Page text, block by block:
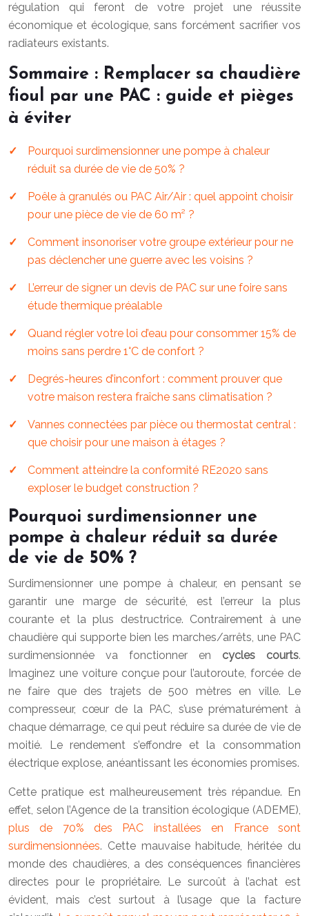
régulation qui feront de votre projet une réussite
économique et écologique, sans forcément sacrifier vos
radiateurs existants.
Sommaire : Remplacer sa chaudière
fioul par une PAC : guide et pièges
à éviter
Pourquoi surdimensionner une pompe à chaleur
réduit sa durée de vie de 50% ?
Poêle à granulés ou PAC Air/Air : quel appoint choisir
pour une pièce de vie de 60 m² ?
Comment insonoriser votre groupe extérieur pour ne
pas déclencher une guerre avec les voisins ?
L’erreur de signer un devis de PAC sur une foire sans
étude thermique préalable
Quand régler votre loi d’eau pour consommer 15% de
moins sans perdre 1°C de confort ?
Degrés-heures d’inconfort : comment prouver que
votre maison restera fraîche sans climatisation ?
Vannes connectées par pièce ou thermostat central :
que choisir pour une maison à étages ?
Comment atteindre la conformité RE2020 sans
exploser le budget construction ?
Pourquoi surdimensionner une
pompe à chaleur réduit sa durée
de vie de 50% ?
Surdimensionner une pompe à chaleur, en pensant se
garantir une marge de sécurité, est l’erreur la plus
courante et la plus destructrice. Contrairement à une
chaudière qui supporte bien les marches/arrêts, une PAC
surdimensionnée va fonctionner en cycles courts.
Imaginez une voiture conçue pour l’autoroute, forcée de
ne faire que des trajets de 500 mètres en ville. Le
compresseur, cœur de la PAC, s’use prématurément à
chaque démarrage, ce qui peut réduire sa durée de vie de
moitié. Le rendement s’effondre et la consommation
électrique explose, anéantissant les économies promises.
Cette pratique est malheureusement très répandue. En
effet, selon l’Agence de la transition écologique (ADEME),
plus de 70% des PAC installées en France sont
surdimensionnées. Cette mauvaise habitude, héritée du
monde des chaudières, a des conséquences financières
directes pour le propriétaire. Le surcoût à l’achat est
évident, mais c’est surtout à l’usage que la facture